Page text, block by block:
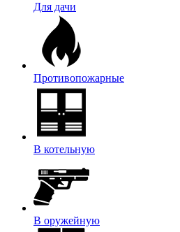
Для дачи
Противопожарные
В котельную
В оружейную